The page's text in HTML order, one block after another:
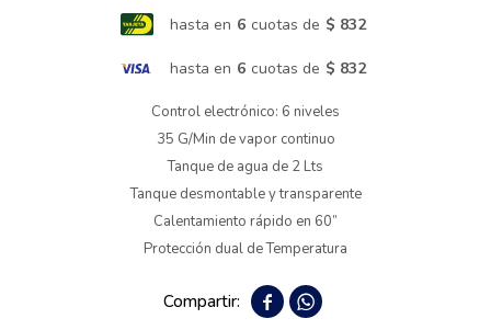
hasta en 6 cuotas de $ 832
hasta en 6 cuotas de $ 832
Control electrónico: 6 niveles
35 G/Min de vapor continuo
Tanque de agua de 2 Lts
Tanque desmontable y transparente
Calentamiento rápido en 60”
Protección dual de Temperatura
 
Bicicletas y más